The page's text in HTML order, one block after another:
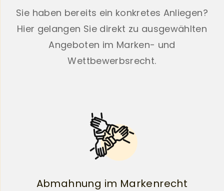
Sie haben bereits ein konkretes Anliegen?
Hier gelangen Sie direkt zu ausgewählten
Angeboten im Marken- und
Wettbewerbsrecht.
Abmahnung im Markenrecht